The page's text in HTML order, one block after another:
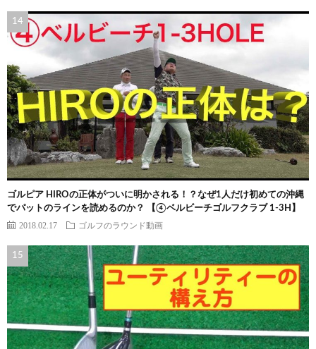
ゴルピア HIROの正体がついに明かされる！？なぜ1人だけ初めての沖縄
でパットのラインを読めるのか？ 【④ベルビーチゴルフクラブ 1-3H】
2018.02.17 ゴルフのラウンド動画